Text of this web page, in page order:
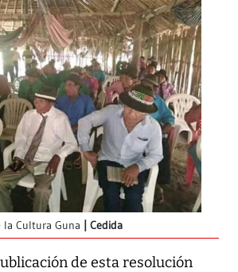
la Cultura Guna Cedida
de esta resolución